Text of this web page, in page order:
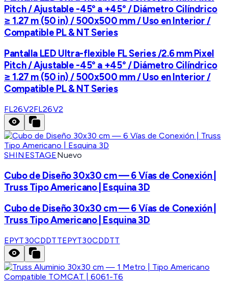
Pitch / Ajustable -45° a +45° / Diámetro Cilíndrico
≥ 1.27 m (50 in) / 500x500 mm / Uso en Interior /
Compatible PL & NT Series
Pantalla LED Ultra-flexible FL Series /2.6 mm Pixel
Pitch / Ajustable -45° a +45° / Diámetro Cilíndrico
≥ 1.27 m (50 in) / 500x500 mm / Uso en Interior /
Compatible PL & NT Series
FL26V2FL26V2
SHINESTAGENuevo
Cubo de Diseño 30x30 cm — 6 Vías de Conexión |
Truss Tipo Americano | Esquina 3D
Cubo de Diseño 30x30 cm — 6 Vías de Conexión |
Truss Tipo Americano | Esquina 3D
EPYT30CDDTTEPYT30CDDTT